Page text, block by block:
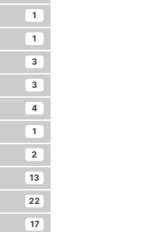
1
1
3
3
4
1
2
13
22
17